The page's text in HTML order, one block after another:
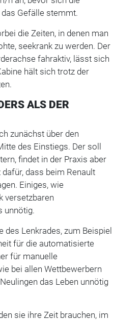
Gefälle stemmt.
die Zeiten, in denen man
seekrank zu werden. Der
fahraktiv, lässt sich
hält sich trotz der
ALS DER
zunächst über den
des Einstiegs. Der soll
findet in der Praxis aber
dass beim Renault
Einiges, wie
versetzbaren
unnötig.
des Lenkrades, zum Beispiel
für die automatisierte
für manuelle
bei allen Wettbewerbern
das Leben unnötig
sie ihre Zeit brauchen, im